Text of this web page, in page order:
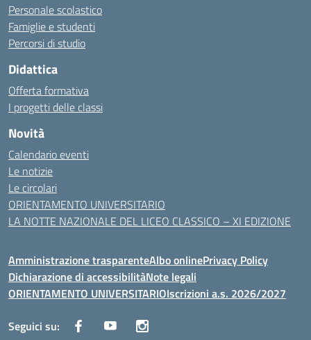
Personale scolastico
Famiglie e studenti
Percorsi di studio
Didattica
Offerta formativa
I progetti delle classi
Novità
Calendario eventi
Le notizie
Le circolari
ORIENTAMENTO UNIVERSITARIO
LA NOTTE NAZIONALE DEL LICEO CLASSICO – XI EDIZIONE
Amministrazione trasparenteAlbo onlinePrivacy Policy
Dichiarazione di accessibilitàNote legali
ORIENTAMENTO UNIVERSITARIOIscrizioni a.s. 2026/2027
Seguici su: